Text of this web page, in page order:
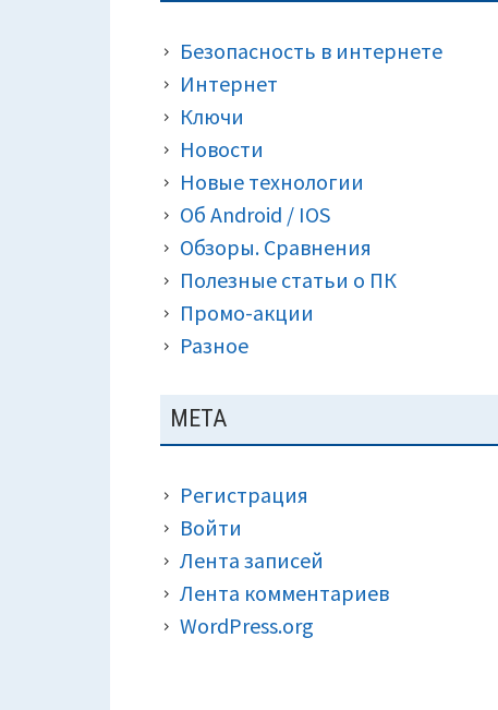
КРОШКИ)
ПАНЕЛЬ
Безопасность в интернете
Интернет
Ключи
Новости
Новые технологии
Об Android / IOS
Обзоры. Сравнения
Полезные статьи о ПК
Промо-акции
Разное
МЕТА
Регистрация
Войти
Лента записей
Лента комментариев
WordPress.org